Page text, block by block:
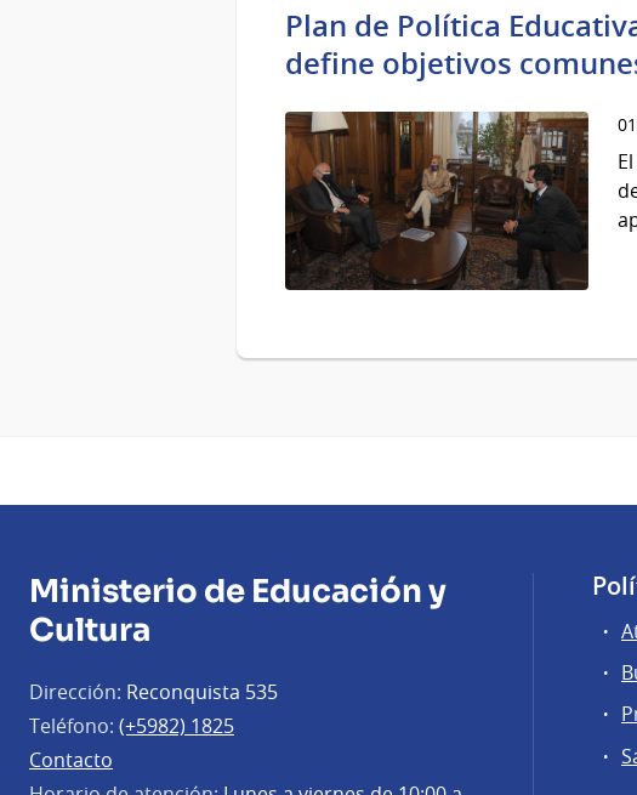
Plan de Política
define objetivos
Ministerio de Educación y
Cultura
Dirección: Reconquista 535
Teléfono: (+5982) 1825
Contacto